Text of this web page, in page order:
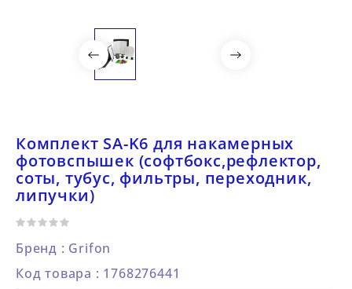
Комплект SA-K6 для накамерных
фотовспышек (софтбокс,рефлектор,
соты, тубус, фильтры, переходник,
липучки)
Бренд : Grifon
Код товара : 1768276441